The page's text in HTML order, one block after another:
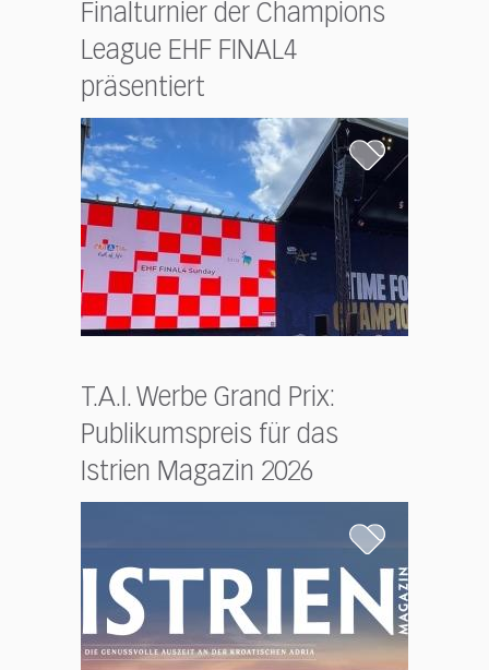
Finalturnier der Champions
League EHF FINAL4
präsentiert
T.A.I. Werbe Grand Prix:
Publikumspreis für das
Istrien Magazin 2026